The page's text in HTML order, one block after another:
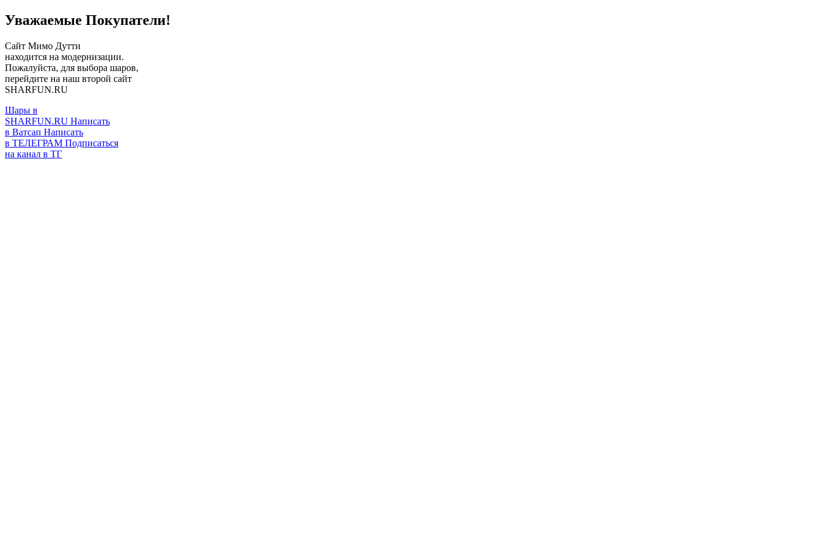
Уважаемые Покупатели!
Сайт Мимо Дутти
находится на модернизации.
Пожалуйста, для выбора шаров,
перейдите на наш второй сайт
SHARFUN.RU
Шары в
SHARFUN.RU Написать
в Ватсап Написать
в ТЕЛЕГРАМ Подписаться
на канал в ТГ